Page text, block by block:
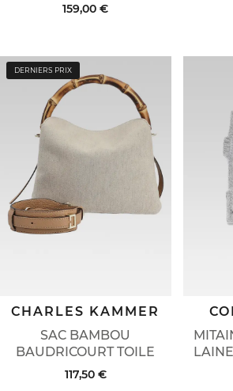
159,00 €
DERNIERS PRIX
SAC BAMBOU
BAUDRICOURT TOILE
CHARLES KAMMER
117,50 €